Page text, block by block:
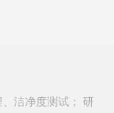
洁净度测试； 研